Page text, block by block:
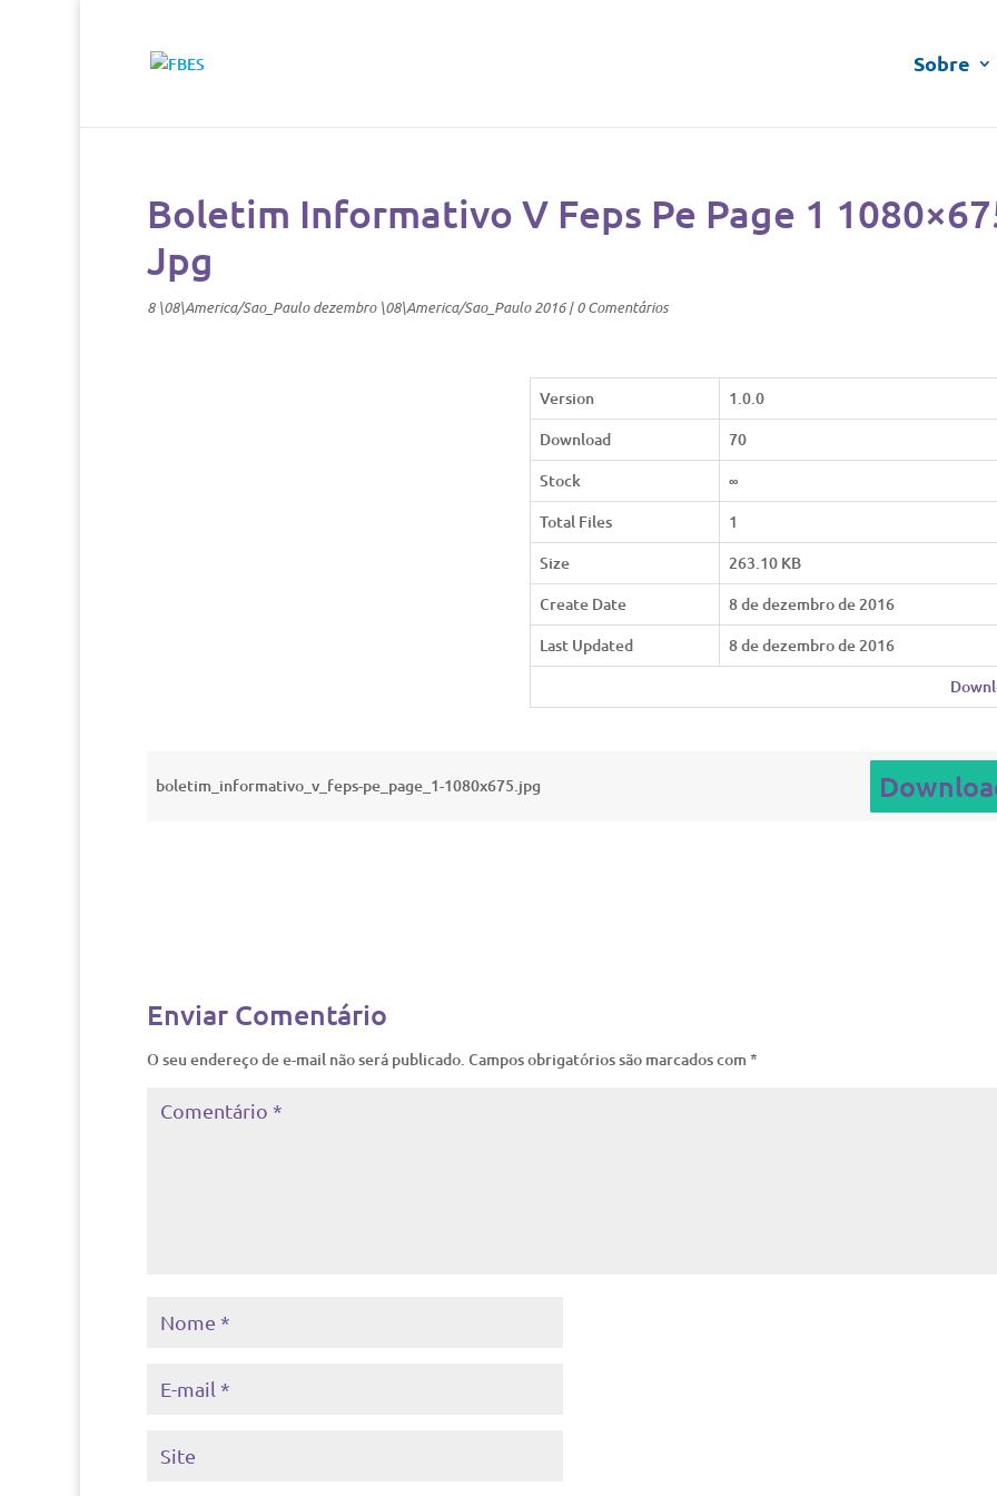
Sobre
Boletim Informativo V Feps Pe Page 1
Jpg
8 \08\America/Sao_Paulo dezembro \08\America/Sao_Paulo 2016|0 Comentários
Version
1.0.0
Download
70
Stock
∞
Total Files
1
Size
263.10 KB
Create Date
8 de dezembro de 2016
Last Updated
8 de dezembro de 2016
boletim_informativo_v_feps-pe_page_1-1080x675.jpg
Enviar Comentário
O seu endereço de e-mail não será publicado. Campos obrigatórios são marcados com *